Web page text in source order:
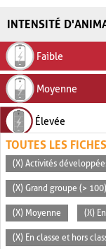
INTENSITÉ
Faible
Moyenne
Élevée
TOUTES LES
(X) Activités
(X) Grand groupe (> 100)
(X) Moyenne (X)
(X) En classe et hors